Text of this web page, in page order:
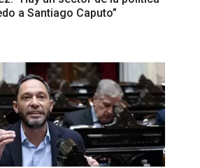
a Santiago Caputo”